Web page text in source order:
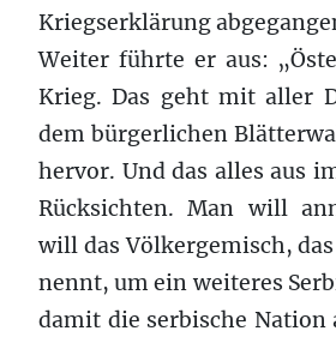
Kriegserklärung
Weiter führte er aus:
Krieg. Das geht mit aller
dem bürgerlichen
hervor. Und das alles aus
Rücksichten. Man will
will das Völkergemisch,
nennt, um ein weiteres
damit die serbische Nation